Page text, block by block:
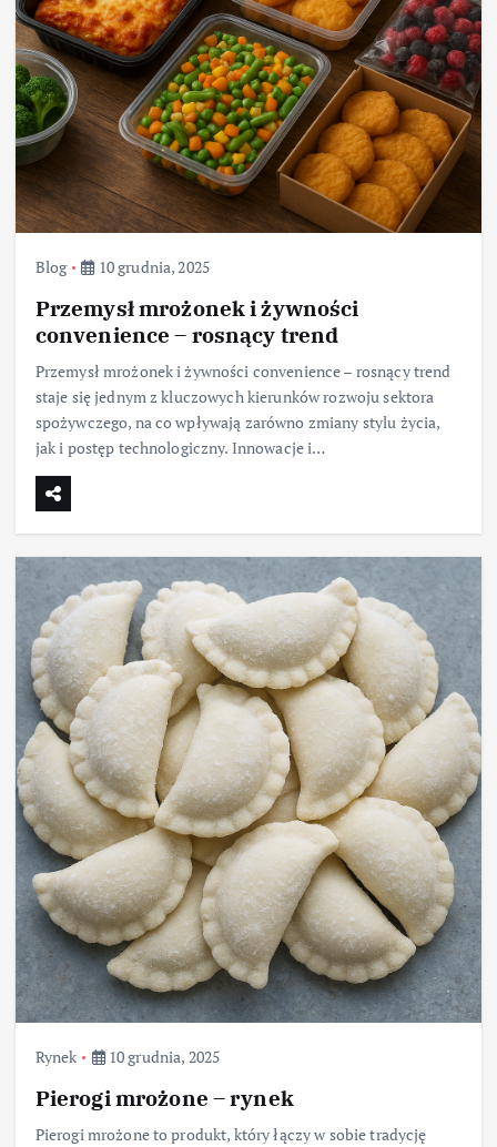
Blog 10 grudnia, 2025
Przemysł mrożonek i żywności
convenience – rosnący trend
Przemysł mrożonek i żywności convenience – rosnący trend
staje się jednym z kluczowych kierunków rozwoju sektora
spożywczego, na co wpływają zarówno zmiany stylu życia,
jak i postęp technologiczny. Innowacje i…
Rynek 10 grudnia, 2025
Pierogi mrożone – rynek
Pierogi mrożone to produkt, który łączy w sobie tradycję